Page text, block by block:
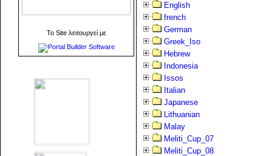
To Site λειτουργεί με
English
french
German
Greek_Iso
Hebrew
Indonesia
Issos
Italian
Japanese
Lithuanian
Malay
Meliti_Cup_07
Meliti_Cup_08